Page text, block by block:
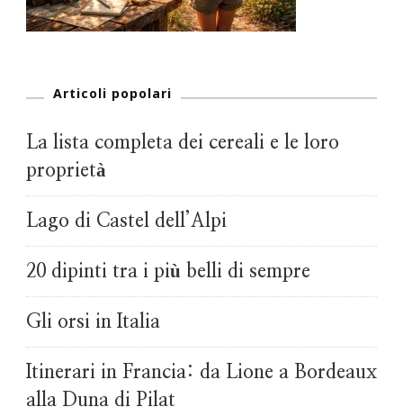
Articoli popolari
La lista completa dei cereali e le loro
proprietà
Lago di Castel dell’Alpi
20 dipinti tra i più belli di sempre
Gli orsi in Italia
Itinerari in Francia: da Lione a Bordeaux
alla Duna di Pilat